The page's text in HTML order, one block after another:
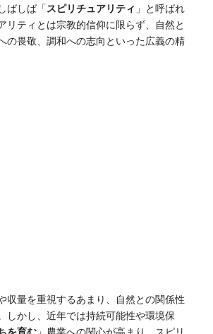
ばしば「スピリチュアリティ 」と呼ばれ
リティとは宗教的信仰に限らず、自然と
の畏敬、調和への志向といった広義の精
収量を重視するあまり、自然との関係性
しかし、近年では持続可能性や環境保
を育む 」農業への関心が高まり、スピリ